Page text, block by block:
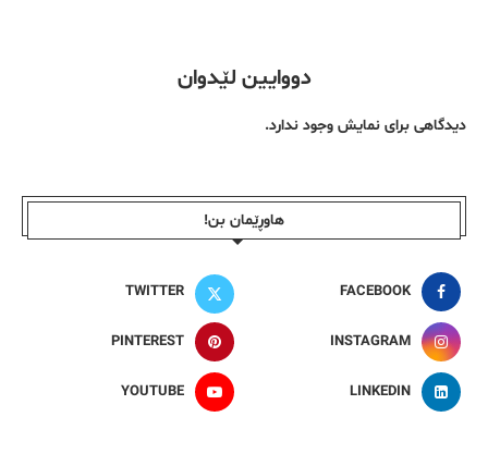
دووایین لێدوان
دیدگاهی برای نمایش وجود ندارد.
هاوڕێمان بن!
FACEBOOK
TWITTER
INSTAGRAM
PINTEREST
LINKEDIN
YOUTUBE